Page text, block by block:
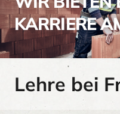
KARRIERE
Lehre bei